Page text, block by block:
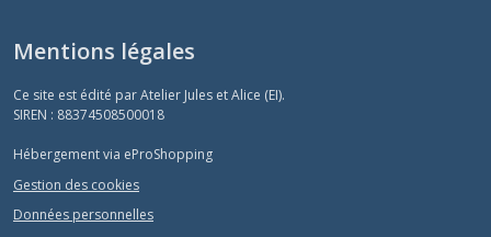
Mentions légales
Ce site est édité par Atelier Jules et Alice (EI).
SIREN : 88374508500018
Hébergement via eProShopping
Gestion des cookies
Données personnelles